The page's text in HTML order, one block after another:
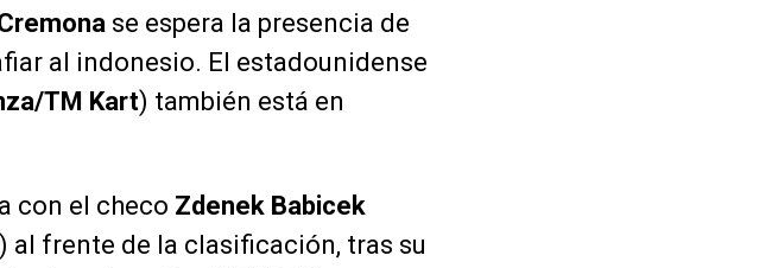
se espera la presencia de
al indonesio. El estadounidense
TM Kart) también está en
con el checo Zdenek Babicek
) al frente de la clasificación, tras su